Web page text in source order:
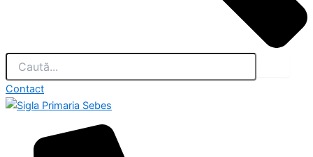
Contact